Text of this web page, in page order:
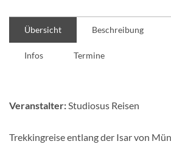
Übersicht Beschreibung
Infos Termine
Veranstalter:Studiosus Reisen
Trekkingreise entlang der Isar von